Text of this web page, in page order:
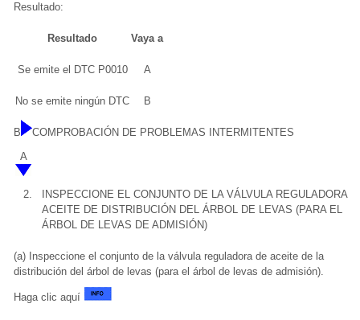
Resultado:
Resultado Vaya a
Se emite el DTC P0010 A
No se emite ningún DTC B
B
COMPROBACIÓN DE PROBLEMAS INTERMITENTES
A
2.
INSPECCIONE EL CONJUNTO DE LA VÁLVULA REGULADORA
ACEITE DE DISTRIBUCIÓN DEL ÁRBOL DE LEVAS (PARA EL
ÁRBOL DE LEVAS DE ADMISIÓN)
(a) Inspeccione el conjunto de la válvula reguladora de aceite de la
distribución del árbol de levas (para el árbol de levas de admisión).
Haga clic aquí